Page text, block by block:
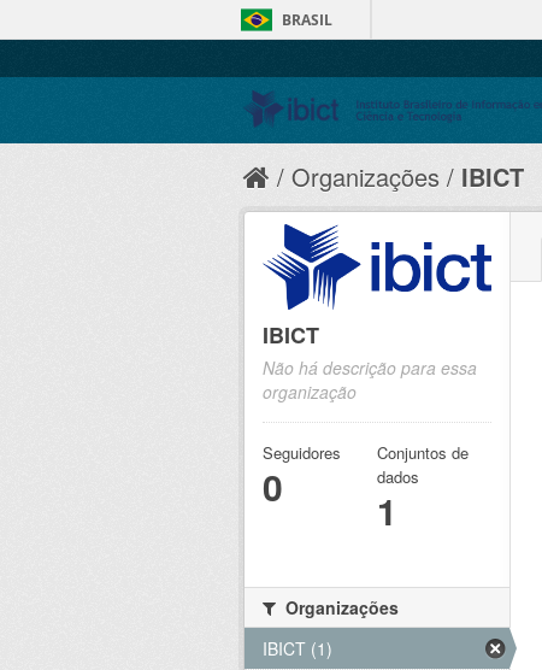
BRASIL
Organizações IBICT
IBICT
Não há descrição para essa
organização
Seguidores
0
Conjuntos de
dados
1
Organizações
IBICT (1)